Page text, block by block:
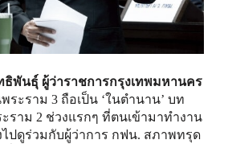
พันธุ์ ผู้ว่าราชการกรุงเทพมหานคร
ะราม 3 ถือเป็น ‘ในตำนาน’ บท
ราม 2 ช่วงแรกๆ ที่ตนเข้ามาทำงาน
ปดูร่วมกับผู้ว่าการ กฟน. สภาพทรุด